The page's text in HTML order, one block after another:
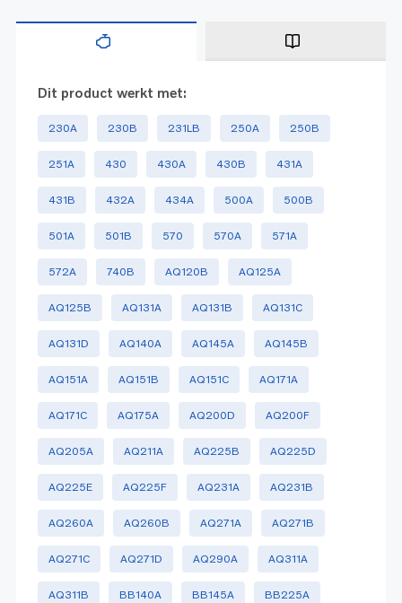
Dit product werkt met:
230A 230B 231LB 250A 250B
251A 430 430A 430B 431A
431B 432A 434A 500A 500B
501A 501B 570 570A 571A
572A 740B AQ120B AQ125A
AQ125B AQ131A AQ131B AQ131C
AQ131D AQ140A AQ145A AQ145B
AQ151A AQ151B AQ151C AQ171A
AQ171C AQ175A AQ200D AQ200F
AQ205A AQ211A AQ225B AQ225D
AQ225E AQ225F AQ231A AQ231B
AQ260A AQ260B AQ271A AQ271B
AQ271C AQ271D AQ290A AQ311A
AQ311B BB140A BB145A BB225A